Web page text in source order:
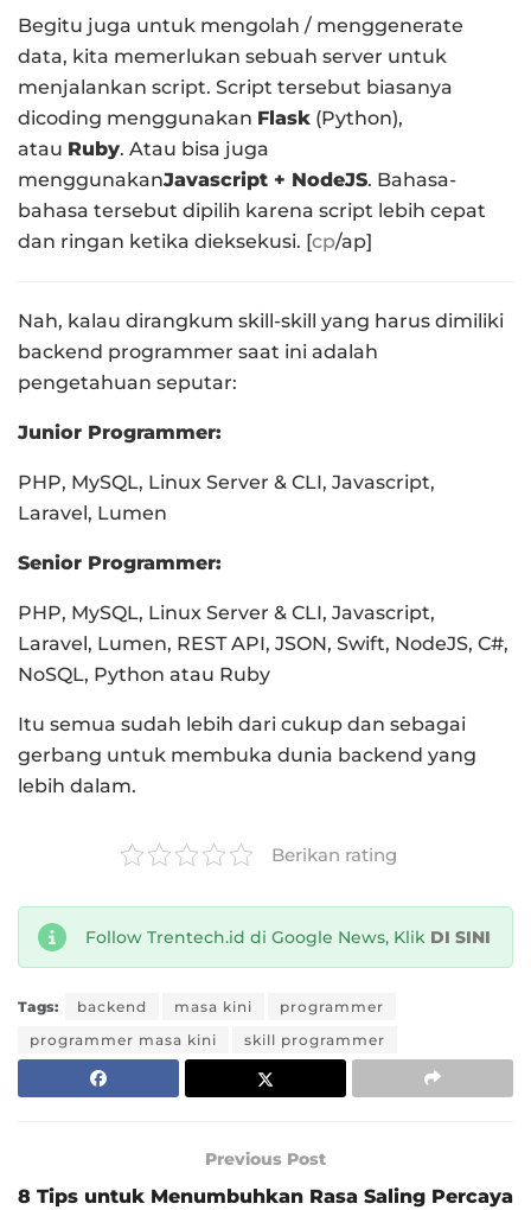
Begitu juga untuk mengolah / menggenerate
data, kita memerlukan sebuah server untuk
menjalankan script. Script tersebut biasanya
dicoding menggunakan Flask (Python),
atau Ruby. Atau bisa juga
menggunakanJavascript + NodeJS. Bahasa-
bahasa tersebut dipilih karena script lebih cepat
dan ringan ketika dieksekusi. [cp/ap]
Nah, kalau dirangkum skill-skill yang harus dimiliki
backend programmer saat ini adalah
pengetahuan seputar:
Junior Programmer:
PHP, MySQL, Linux Server & CLI, Javascript,
Laravel, Lumen
Senior Programmer:
PHP, MySQL, Linux Server & CLI, Javascript,
Laravel, Lumen, REST API, JSON, Swift, NodeJS, C#,
NoSQL, Python atau Ruby
Itu semua sudah lebih dari cukup dan sebagai
gerbang untuk membuka dunia backend yang
lebih dalam.
Berikan rating
Follow Trentech.id di Google News, Klik DI SINI
Tags: backend masa kini
programmer
programmer masa kini
skill programmer
Previous Post
8 Tips untuk Menumbuhkan Rasa Saling Percaya